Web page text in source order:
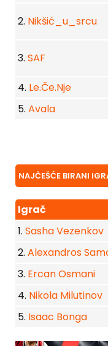
2. Nikšić_u_srcu
3. SAF
4. Le.Če.Nje
5. Avala
NAJČEŠĆE BIRANI
Igrač
1. Sasha Vezenkov
2. Alexandros
3. Ercan Osmani
4. Nikola Milutinov
5. Isaac Bonga